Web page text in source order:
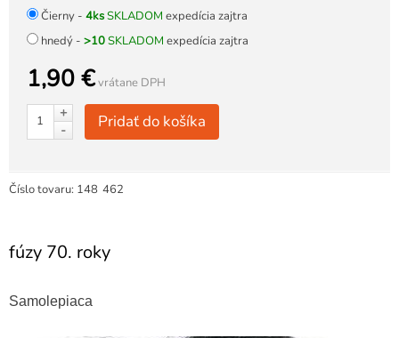
Čierny - 4ksSKLADOM expedícia zajtra
hnedý - >10SKLADOM expedícia zajtra
1,90 €vrátane DPH
+
-
Pridať do košíka
Číslo tovaru: 148 462
fúzy 70. roky
Samolepiaca